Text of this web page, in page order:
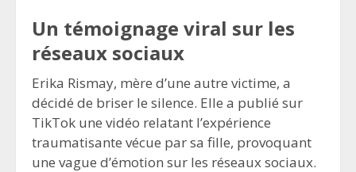
Un témoignage viral sur les
réseaux sociaux
Erika Rismay, mère d’une autre victime, a
décidé de briser le silence. Elle a publié sur
TikTok une vidéo relatant l’expérience
traumatisante vécue par sa fille, provoquant
une vague d’émotion sur les réseaux sociaux.